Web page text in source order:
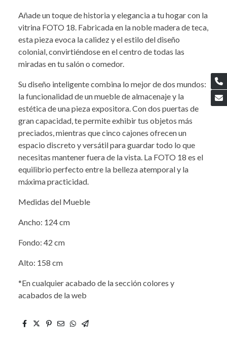
Añade un toque de historia y elegancia a tu hogar con la
vitrina FOTO 18. Fabricada en la noble madera de teca,
esta pieza evoca la calidez y el estilo del diseño
colonial, convirtiéndose en el centro de todas las
miradas en tu salón o comedor.
Su diseño inteligente combina lo mejor de dos mundos:
la funcionalidad de un mueble de almacenaje y la
estética de una pieza expositora. Con dos puertas de
gran capacidad, te permite exhibir tus objetos más
preciados, mientras que cinco cajones ofrecen un
espacio discreto y versátil para guardar todo lo que
necesitas mantener fuera de la vista. La FOTO 18 es el
equilibrio perfecto entre la belleza atemporal y la
máxima practicidad.
Medidas del Mueble
Ancho: 124 cm
Fondo: 42 cm
Alto: 158 cm
*En cualquier acabado de la sección colores y
acabados de la web